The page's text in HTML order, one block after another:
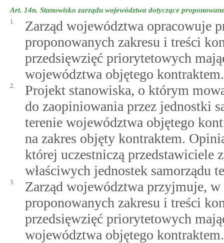
Art. 14n. Stanowisko zarządu województwa dotyczące
1.
Zarząd województwa opracowuje
proponowanych zakresu i treści
przedsięwzięć priorytetowych
województwa objętego kontraktem.
2.
Projekt stanowiska, o którym
do zaopiniowania przez jednostki
terenie województwa objętego
na zakres objęty kontraktem.
której uczestniczą przedstawiciele
właściwych jednostek samorządu
3.
Zarząd województwa przyjmuje, w
proponowanych zakresu i treści
przedsięwzięć priorytetowych
województwa objętego kontraktem.